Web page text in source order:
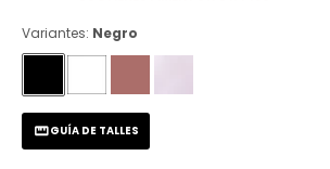
Variantes: Negro
GUÍA DE TALLES